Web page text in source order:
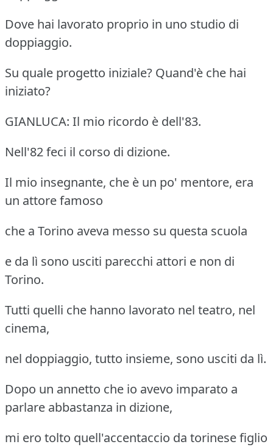
Dove hai lavorato proprio in uno studio di
doppiaggio.
Su quale progetto iniziale? Quand'è che hai
iniziato?
GIANLUCA: Il mio ricordo è dell'83.
Nell'82 feci il corso di dizione.
Il mio insegnante, che è un po' mentore, era
un attore famoso
che a Torino aveva messo su questa scuola
e da lì sono usciti parecchi attori e non di
Torino.
Tutti quelli che hanno lavorato nel teatro, nel
cinema,
nel doppiaggio, tutto insieme, sono usciti da lì.
Dopo un annetto che io avevo imparato a
parlare abbastanza in dizione,
mi ero tolto quell'accentaccio da torinese figlio